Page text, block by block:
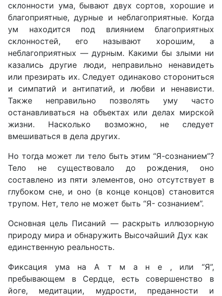
склонности ума, бывают двух сортов, хорошие и
благоприятные, дурные и неблагоприятные. Когда
ум находится под влиянием благоприятных
склонностей, его называют хорошим, а
неблагоприятных — дурным. Какими бы злыми ни
казались другие люди, неправильно ненавидеть
или презирать их. Следует одинаково сторониться
и симпатий и антипатий, и любви и ненависти.
Также неправильно позволять уму часто
останавливаться на объектах или делах мирской
жизни. Насколько возможно, не следует
вмешиваться в дела других.
Но тогда может ли тело быть этим “Я-сознанием”?
Тело не существовало до рождения, оно
составлено из пяти элементов, оно отсутствует в
глубоком сне, и оно (в конце концов) становится
трупом. Нет, тело не может быть “Я- сознанием”.
Основная цель Писаний — раскрыть иллюзорную
природу мира и обнаружить Высочайший Дух как
единственную реальность.
Фиксация ума на А т м а н е , или “Я”,
пребывающем в Сердце, есть совершенство в
йоге, медитации, мудрости, преданности и